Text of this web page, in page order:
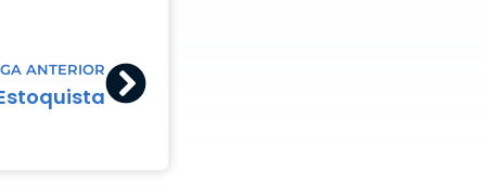
ANTERIORNext